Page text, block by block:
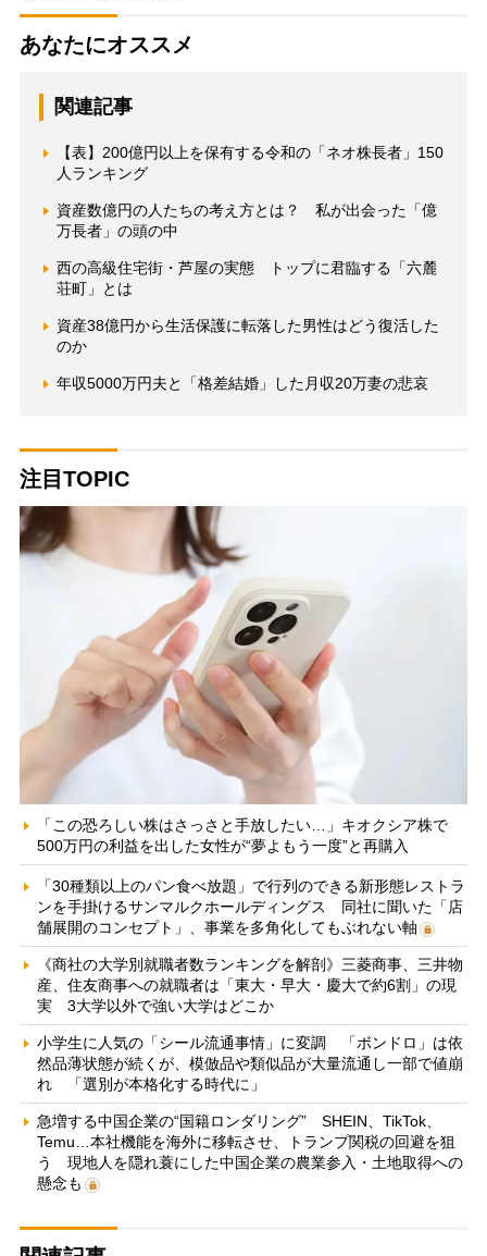
あなたにオススメ
関連記事
【表】200億円以上を保有する令和の「ネオ株長者」150
人ランキング
資産数億円の人たちの考え方とは？ 私が出会った「億
万長者」の頭の中
西の高級住宅街・芦屋の実態 トップに君臨する「六麓
荘町」とは
資産38億円から生活保護に転落した男性はどう復活した
のか
年収5000万円夫と「格差結婚」した月収20万妻の悲哀
注目TOPIC
「この恐ろしい株はさっさと手放したい…」キオクシア株で
500万円の利益を出した女性が“夢よもう一度”と再購入
「30種類以上のパン食べ放題」で行列のできる新形態レストラ
ンを手掛けるサンマルクホールディングス 同社に聞いた「店
舗展開のコンセプト」、事業を多角化してもぶれない軸
《商社の大学別就職者数ランキングを解剖》三菱商事、三井物
産、住友商事への就職者は「東大・早大・慶大で約6割」の現
実 3大学以外で強い大学はどこか
小学生に人気の「シール流通事情」に変調 「ボンドロ」は依
然品薄状態が続くが、模倣品や類似品が大量流通し一部で値崩
れ 「選別が本格化する時代に」
急増する中国企業の“国籍ロンダリング” SHEIN、TikTok、
Temu…本社機能を海外に移転させ、トランプ関税の回避を狙
う 現地人を隠れ蓑にした中国企業の農業参入・土地取得への
懸念も